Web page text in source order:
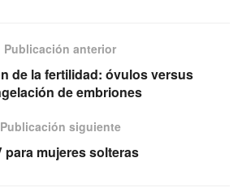
Publicación anterior
de la fertilidad: óvulos versus
de embriones
Publicación siguiente
para mujeres solteras